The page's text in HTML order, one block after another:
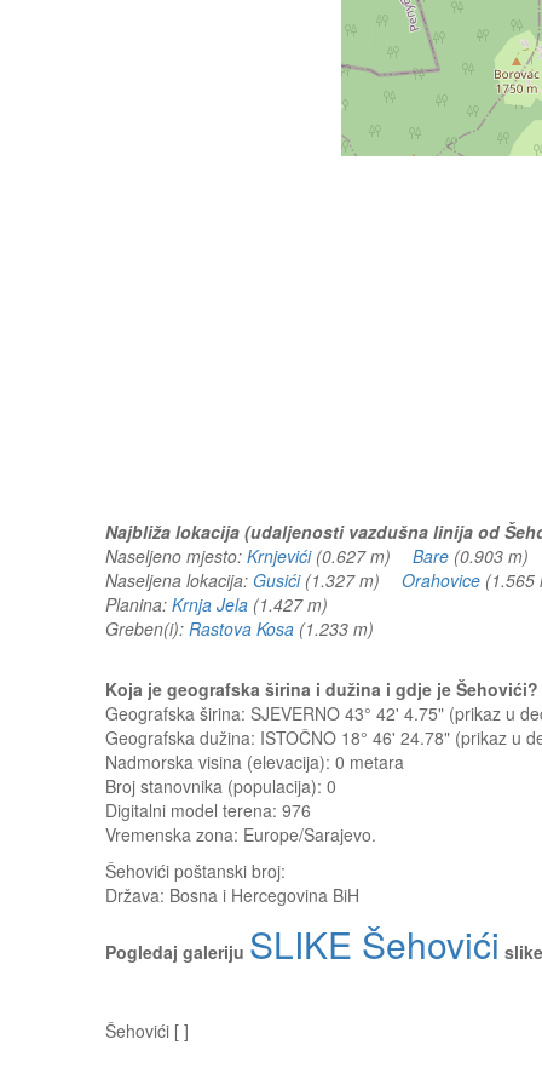
Najbliža lokacija (udaljenosti vazdušna linija od
Naseljeno mjesto: Krnjevići(0.627 m) Bare (0.903
Naseljena lokacija: Gusići(1.327 m) Orahovice
Planina: Krnja Jela (1.427 m)
Greben(i): Rastova Kosa (1.233 m)
Koja je geografska širina i dužina i gdje je
Geografska širina: SJEVERNO 43° 42' 4.75" (prikaz u
Geografska dužina: ISTOČNO 18° 46' 24.78" (prikaz u
Nadmorska visina (elevacija): 0 metara
Broj stanovnika (populacija): 0
Digitalni model terena: 976
Vremenska zona: Europe/Sarajevo.
Šehovići poštanski broj:
Država: Bosna i Hercegovina BiH
Pogledaj galeriju SLIKE Šehovići
Šehovići [ ]